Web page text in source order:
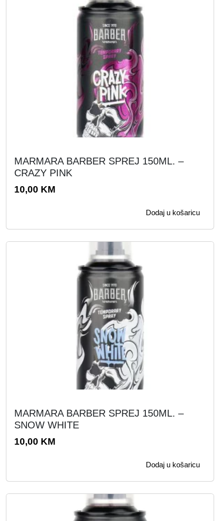
MARMARA BARBER SPREJ 150ML. –
CRAZY PINK
10,00 KM
Dodaj u košaricu
MARMARA BARBER SPREJ 150ML. –
SNOW WHITE
10,00 KM
Dodaj u košaricu